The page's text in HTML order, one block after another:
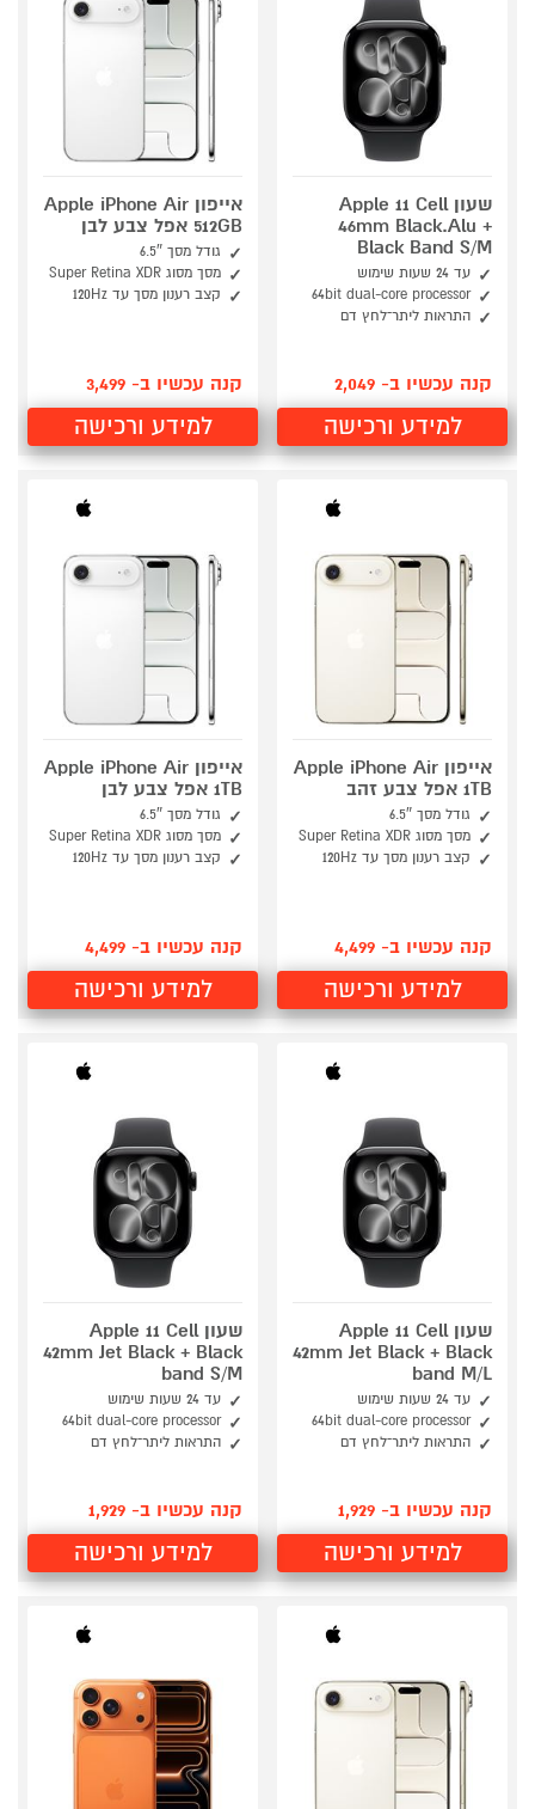
שעון Apple 11 Cell
46mm Black.Alu +
Black Band S/M
עד 24 שעות שימוש
64bit dual-core processor
התראות ליתר־לחץ דם
קנה עכשיו ב- 2,049
למידע ורכישה
אייפון Apple iPhone Air
512GB אפל צבע לבן
גודל מסך 6.5″
מסך מסוג Super Retina XDR
קצב רענון מסך עד 120Hz
קנה עכשיו ב- 3,499
למידע ורכישה
אייפון Apple iPhone Air
1TB אפל צבע זהב
גודל מסך 6.5″
מסך מסוג Super Retina XDR
קצב רענון מסך עד 120Hz
קנה עכשיו ב- 4,499
למידע ורכישה
אייפון Apple iPhone Air
1TB אפל צבע לבן
גודל מסך 6.5″
מסך מסוג Super Retina XDR
קצב רענון מסך עד 120Hz
קנה עכשיו ב- 4,499
למידע ורכישה
שעון Apple 11 Cell
42mm Jet Black + Black
band M/L
עד 24 שעות שימוש
64bit dual-core processor
התראות ליתר־לחץ דם
קנה עכשיו ב- 1,929
למידע ורכישה
שעון Apple 11 Cell
42mm Jet Black + Black
band S/M
עד 24 שעות שימוש
64bit dual-core processor
התראות ליתר־לחץ דם
קנה עכשיו ב- 1,929
למידע ורכישה